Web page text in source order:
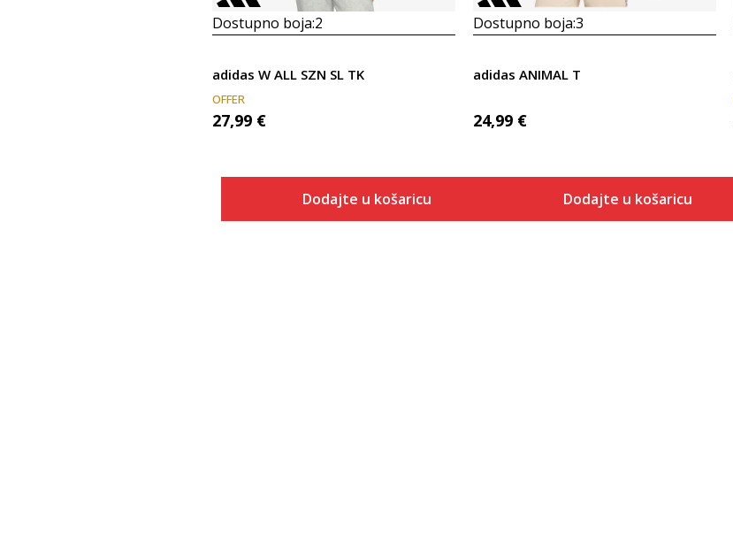
Dostupno boja:2
adidas W ALL SZN SL TK
OFFER
27,99 €
Dodajte u košaricu
Dostupno boja:3
adidas ANIMAL T
24,99 €
Dodajte u košaricu